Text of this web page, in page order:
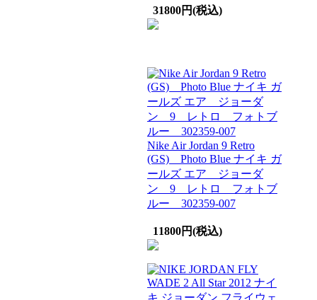
31800円(税込)
Nike Air Jordan 9 Retro
(GS) Photo Blue ナイキ ガ
ールズ エア ジョーダ
ン 9 レトロ フォトブ
ルー 302359-007
11800円(税込)